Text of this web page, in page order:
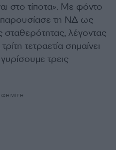
στο τίποτα». Με φόντο
τη ΝΔ ως
σταθερότητας, λέγοντας
τετραετία σημαίνει
τρεις